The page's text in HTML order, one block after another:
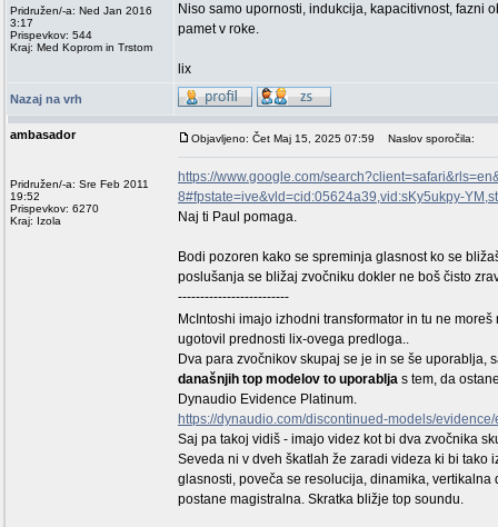
Pridružen/-a: Ned Jan 2016
3:17
Prispevkov: 544
Kraj: Med Koprom in Trstom
Niso samo upornosti, indukcija, kapacitivnost, fazni
pamet v roke.
lix
Nazaj na vrh
ambasador
Pridružen/-a: Sre Feb 2011
19:52
Prispevkov: 6270
Kraj: Izola
Objavljeno: Čet Maj 15, 2025 07:59 Naslov sporočila:
https://www.google.com/
8#fpstate=ive&vld=cid:05624a39,vid:sKy5ukpy-
Naj ti Paul pomaga.
Bodi pozoren kako se spreminja glasnost ko se
poslušanja se bližaj zvočniku dokler ne boš čisto
-------------------------
McIntoshi imajo izhodni transformator in tu ne
ugotovil prednosti lix-ovega predloga..
Dva para zvočnikov skupaj se je in se še
današnjih top modelov to uporablja s tem, da
Dynaudio Evidence Platinum.
https://dynaudio.com/discontinued-models/
Saj pa takoj vidiš - imajo videz kot bi dva zvočnika
Seveda ni v dveh škatlah že zaradi videza ki bi tako
glasnosti, poveča se resolucija, dinamika,
postane magistralna. Skratka bližje top soundu.